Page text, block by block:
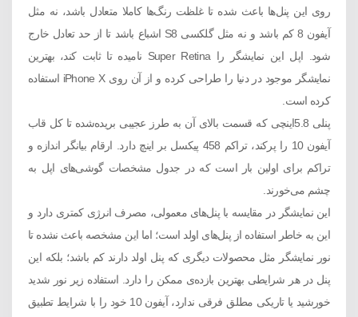
روی این پنل‌ها باعث شده تا غلظت رنگ‌ها کاملا متعادل باشد، نه مثل
آیفون 8 کم باشد و نه مثل گلکسی S8 اشباع باشد تا از حد تعادل خارج
شود. اپل این نمایشگر را Super Retina نامیده تا ثابت کند، بهترین
نمایشگر موجود در دنیا را طراحی کرده و از آن روی iPhone X استفاده
کرده است.
پنلی 5.8اینچی که قسمت بالای آن به طرز عجیبی بریده‌شده تا کل قاب
آیفون 10 را پرکند، تراکم 458 پیکسل بر اینچ دارد. ارقام بیانگر اندازه و
تراکم برای اولین بار است که در جدول مشخصات گوشی‌های اپل به
چشم می‌خورند.
این نمایشگر در مقایسه با پنل‌های معمولی، مصرف انرژی کمتری دارد و
این به خاطر استفاده از پنل‌های اولد است؛ اما این مشخصه باعث نشده تا
نور نمایشگر مثل محصولات دیگری که پنل اولد دارند کم باشد؛ بلکه این
پنل در هر شرایطی بهترین بازده‌ی ممکن را دارد. استفاده زیر نور شدید
خورشید یا تاریکی مطلق فرقی ندارد، آیفون 10 خود را با شرایط تطبیق